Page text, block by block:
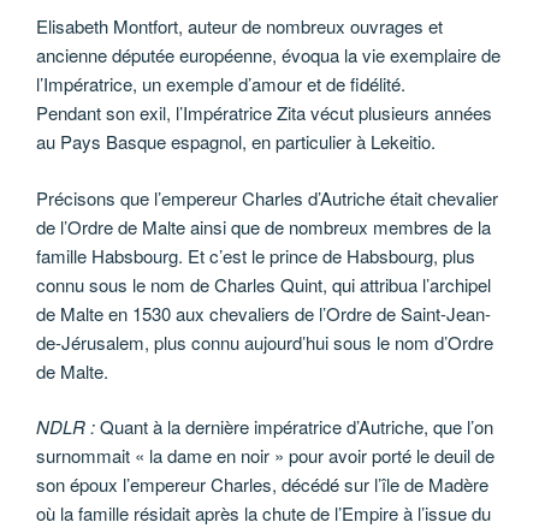
Elisabeth Montfort, auteur de nombreux ouvrages et
ancienne députée européenne, évoqua la vie exemplaire de
l’Impératrice, un exemple d’amour et de fidélité.
Pendant son exil, l’Impératrice Zita vécut plusieurs années
au Pays Basque espagnol, en particulier à Lekeitio.
Précisons que l’empereur Charles d’Autriche était chevalier
de l’Ordre de Malte ainsi que de nombreux membres de la
famille Habsbourg. Et c’est le prince de Habsbourg, plus
connu sous le nom de Charles Quint, qui attribua l’archipel
de Malte en 1530 aux chevaliers de l’Ordre de Saint-Jean-
de-Jérusalem, plus connu aujourd’hui sous le nom d’Ordre
de Malte.
NDLR :Quant à la dernière impératrice d’Autriche, que l’on
surnommait « la dame en noir » pour avoir porté le deuil de
son époux l’empereur Charles, décédé sur l’île de Madère
où la famille résidait après la chute de l’Empire à l’issue du